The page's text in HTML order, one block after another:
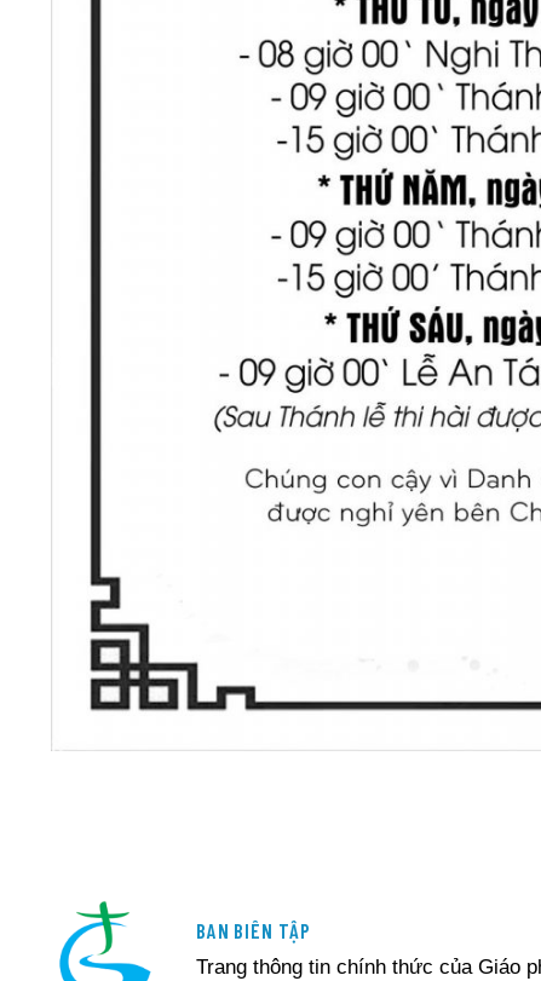
BAN BIÊN TẬP
Trang thông tin chính thức của Giáo